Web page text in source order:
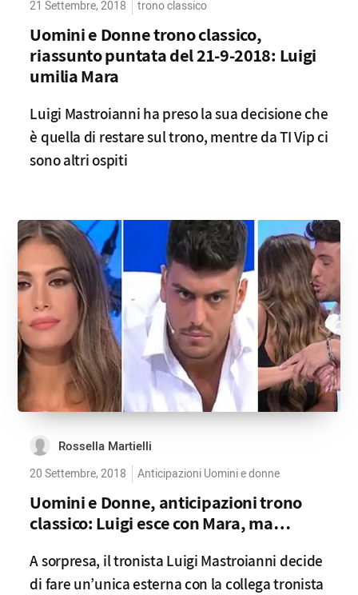
21 Settembre, 2018 trono classico
Uomini e Donne trono classico,
riassunto puntata del 21-9-2018: Luigi
umilia Mara
Luigi Mastroianni ha preso la sua decisione che
è quella di restare sul trono, mentre da TI Vip ci
sono altri ospiti
Rossella Martielli
20 Settembre, 2018 Anticipazioni Uomini e donne
Uomini e Donne, anticipazioni trono
classico: Luigi esce con Mara, ma…
A sorpresa, il tronista Luigi Mastroianni decide
di fare un’unica esterna con la collega tronista